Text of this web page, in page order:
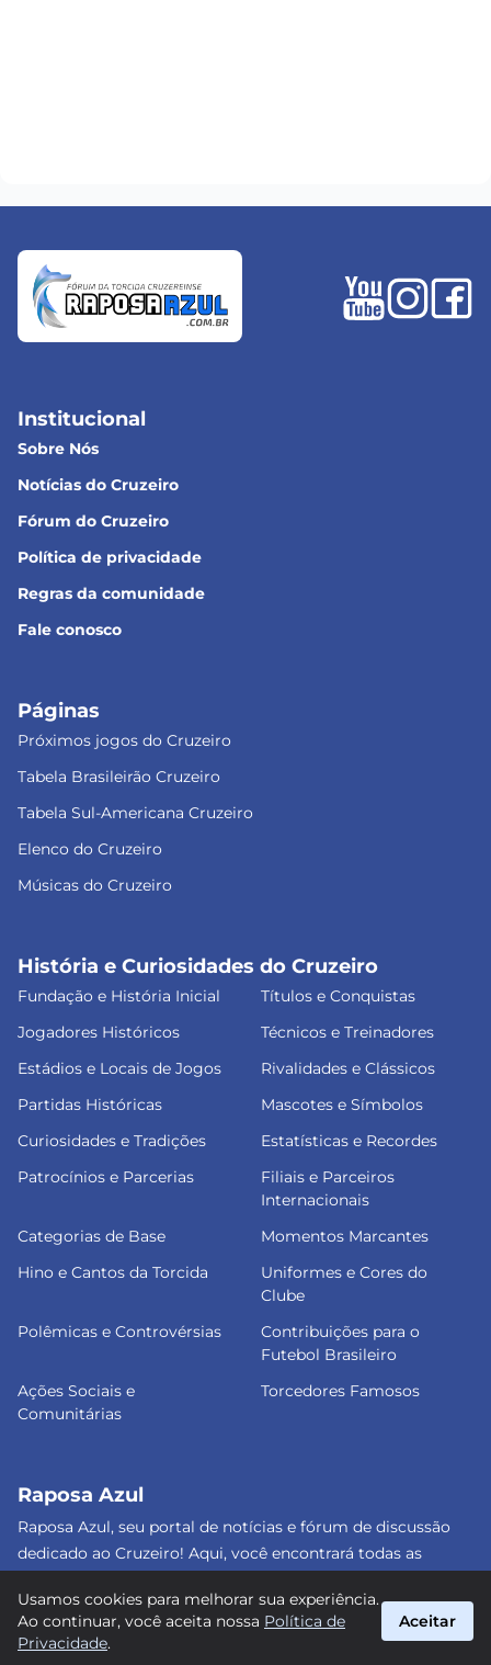
Institucional
Sobre Nós
Notícias do Cruzeiro
Fórum do Cruzeiro
Política de privacidade
Regras da comunidade
Fale conosco
Páginas
Próximos jogos do Cruzeiro
Tabela Brasileirão Cruzeiro
Tabela Sul-Americana Cruzeiro
Elenco do Cruzeiro
Músicas do Cruzeiro
História e Curiosidades do Cruzeiro
Fundação e História Inicial
Títulos e Conquistas
Jogadores Históricos
Técnicos e Treinadores
Estádios e Locais de Jogos
Rivalidades e Clássicos
Partidas Históricas
Mascotes e Símbolos
Curiosidades e Tradições
Estatísticas e Recordes
Patrocínios e Parcerias
Filiais e Parceiros
Internacionais
Categorias de Base
Momentos Marcantes
Hino e Cantos da Torcida
Uniformes e Cores do
Clube
Polêmicas e Controvérsias
Contribuições para o
Futebol Brasileiro
Ações Sociais e
Comunitárias
Torcedores Famosos
Raposa Azul
Raposa Azul, seu portal de notícias e fórum de discussão
dedicado ao Cruzeiro! Aqui, você encontrará todas as
sobre o nosso amado clube. Junte-se a nós e faça parte
dessa apaixonante jornada celeste! #Cruzeiro #RaposaAzul
Usamos cookies para melhorar sua experiência.
Ao continuar, você aceita nossa Política de
Privacidade.
Aceitar